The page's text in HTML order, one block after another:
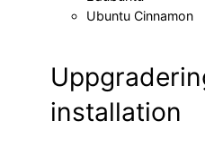
Ubuntu Cinnamon
installation